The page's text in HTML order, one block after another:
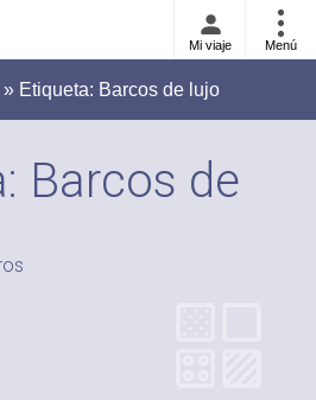
Mi viaje Menú
Etiqueta: Barcos de lujo
Barcos de